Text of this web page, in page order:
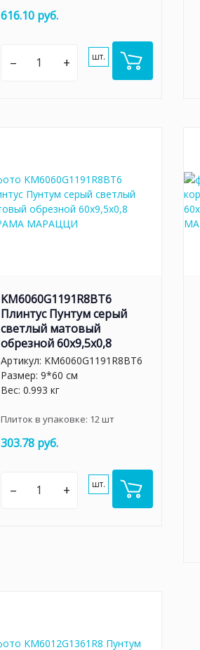
616.10 руб.
– + шт.
KM6060G1191R8BT6
Плинтус Пунтум серый
светлый матовый
обрезной 60x9,5x0,8
Артикул: KM6060G1191R8BT6
Размер: 9*60 см
Вес: 0.993 кг
Плиток в упаковке: 12шт
303.78 руб.
– + шт.